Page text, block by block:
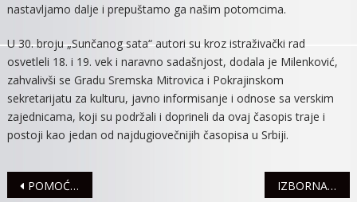
nastavljamo dalje i prepuštamo ga našim potomcima.
U 30. broju „Sunčanog sata“ autori su kroz istraživački rad
osvetleli 18. i 19. vek i naravno sadašnjost, dodala je Milenković,
zahvalivši se Gradu Sremska Mitrovica i Pokrajinskom
sekretarijatu za kulturu, javno informisanje i odnose sa verskim
zajednicama, koji su podržali i doprineli da ovaj časopis traje i
postoji kao jedan od najdugiovečnijih časopisa u Srbiji.
Navigacija
POMOĆ GRAĐANIMA ZA SANIRANJE ŠTETE OD OLUJE IZBORNA TRKA NANEIZVESNIJA U BEOGRADU – Šta kažu kvote? Kako će prestonica glasati?